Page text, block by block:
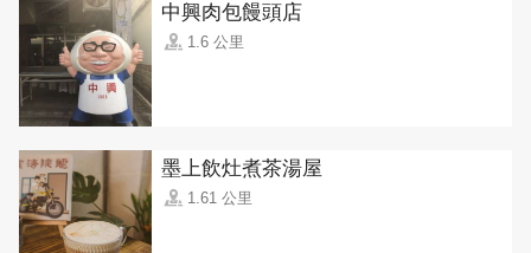
中興肉包饅頭店
1.6 公里
墨上飲灶煮茶湯屋
1.61 公里